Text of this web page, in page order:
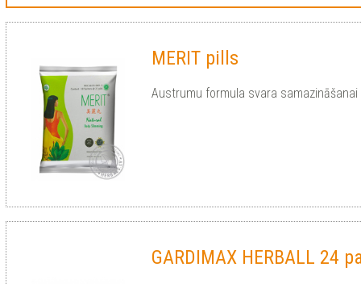
MERIT pills
Austrumu formula svara
GARDIMAX HERBALL 24